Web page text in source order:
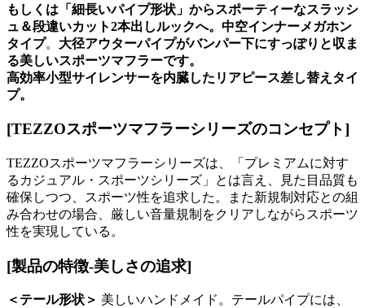
もしくは「細長いパイプ形状」からスポーティーなスラッシ
ュ＆段違いカット2本出しルックへ。 中空インナーメガホン
タイプ。 大径アウターパイプがバンパー下にすっぽりと収ま
る美しいスポーツマフラーです。
高効率小型サイレンサーを内臓したリアピース差し替えタイ
プ。
[TEZZOスポーツマフラーシリーズのコンセプト]
TEZZOスポーツマフラーシリーズは、「プレミアムに対す
るカジュアル・スポーツシリーズ」とは言え、見た目品質も
確保しつつ、スポーツ性を追求した。また新規制対応との組
み合わせの場合、厳しい音量規制をクリアしながらスポーツ
性を実現している。
[製品の特徴-美しさの追求]
＜テール形状＞ 美しいハンドメイド。テールパイプには、